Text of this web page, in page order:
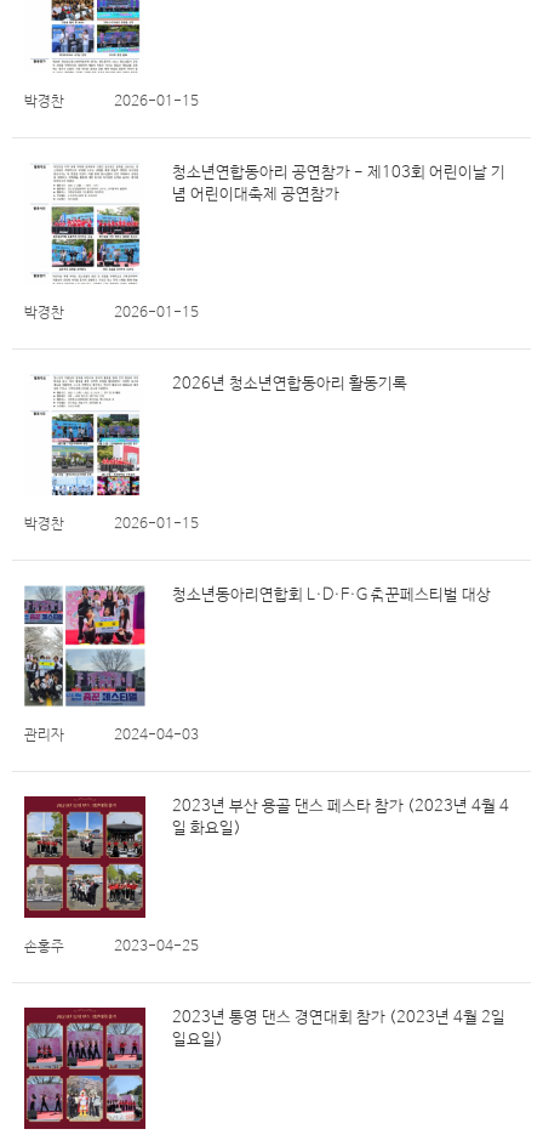
박경찬 2026-01-15
청소년연합동아리 공연참가 - 제103회 어린이날 기
념 어린이대축제 공연참가
박경찬 2026-01-15
2026년 청소년연합동아리 활동기록
박경찬 2026-01-15
청소년동아리연합회 L·D·F·G 춤꾼페스티벌 대상
관리자 2024-04-03
2023년 부산 용골 댄스 페스타 참가 (2023년 4월 4
일 화요일)
손홍주 2023-04-25
2023년 통영 댄스 경연대회 참가 (2023년 4월 2일
일요일)